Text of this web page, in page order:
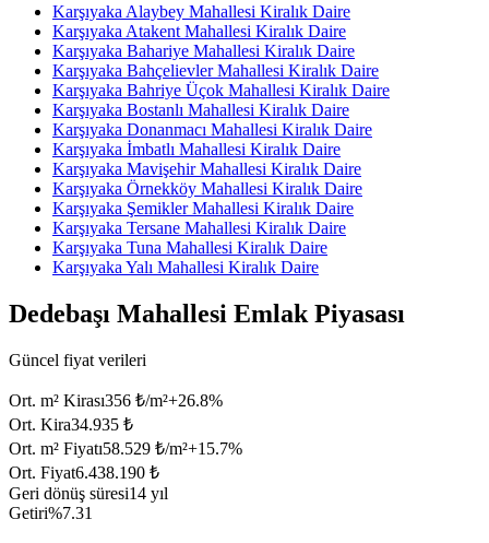
Karşıyaka Alaybey Mahallesi Kiralık Daire
Karşıyaka Atakent Mahallesi Kiralık Daire
Karşıyaka Bahariye Mahallesi Kiralık Daire
Karşıyaka Bahçelievler Mahallesi Kiralık Daire
Karşıyaka Bahriye Üçok Mahallesi Kiralık Daire
Karşıyaka Bostanlı Mahallesi Kiralık Daire
Karşıyaka Donanmacı Mahallesi Kiralık Daire
Karşıyaka İmbatlı Mahallesi Kiralık Daire
Karşıyaka Mavişehir Mahallesi Kiralık Daire
Karşıyaka Örnekköy Mahallesi Kiralık Daire
Karşıyaka Şemikler Mahallesi Kiralık Daire
Karşıyaka Tersane Mahallesi Kiralık Daire
Karşıyaka Tuna Mahallesi Kiralık Daire
Karşıyaka Yalı Mahallesi Kiralık Daire
Dedebaşı Mahallesi Emlak Piyasası
Güncel fiyat verileri
Ort. m² Kirası356 ₺/m²+26.8%
Ort. Kira34.935 ₺
Ort. m² Fiyatı58.529 ₺/m²+15.7%
Ort. Fiyat6.438.190 ₺
Geri dönüş süresi14 yıl
Getiri%7.31